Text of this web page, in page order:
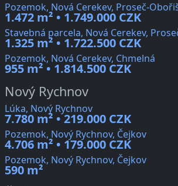
Pozemok, Nová Cerekev, Proseč-
1.472 m² • 1.749.000 CZK
Stavebná parcela, Nová Cerekev,
1.325 m² • 1.722.500 CZK
Pozemok, Nová Cerekev, Chmelná
955 m² • 1.814.500 CZK
Nový Rychnov
Lúka, Nový Rychnov
7.780 m² • 219.000 CZK
Pozemok, Nový Rychnov, Čejkov
4.706 m² • 179.000 CZK
Pozemok, Nový Rychnov, Čejkov
590 m²